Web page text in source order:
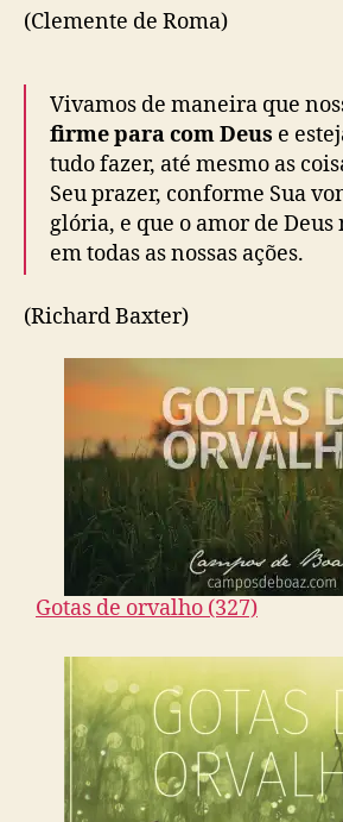
(Clemente de Roma)
Vivamos de maneira que
firme para com Deus e
tudo fazer, até mesmo as
Seu prazer, conforme Sua
glória, e que o amor de
em todas as nossas ações.
(Richard Baxter)
Gotas de orvalho (327)